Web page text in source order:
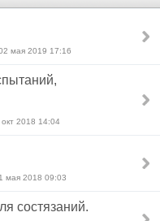
мая 2019 17:16
2018 14:04
мая 2018 09:03
состязаний.